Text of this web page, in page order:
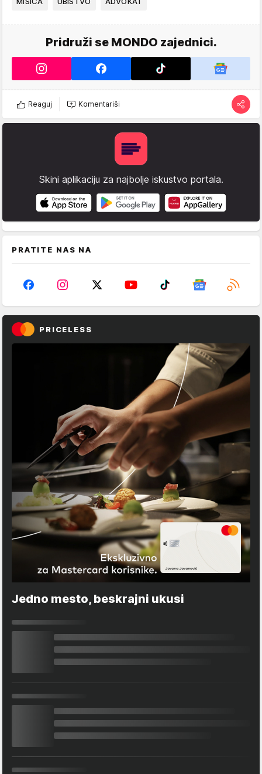
Pridruži se MONDO zajednici.
Reaguj Komentariši
Skini aplikaciju za najbolje iskustvo portala.
PRATITE NAS NA
PRICELESS
Jedno mesto, beskrajni ukusi